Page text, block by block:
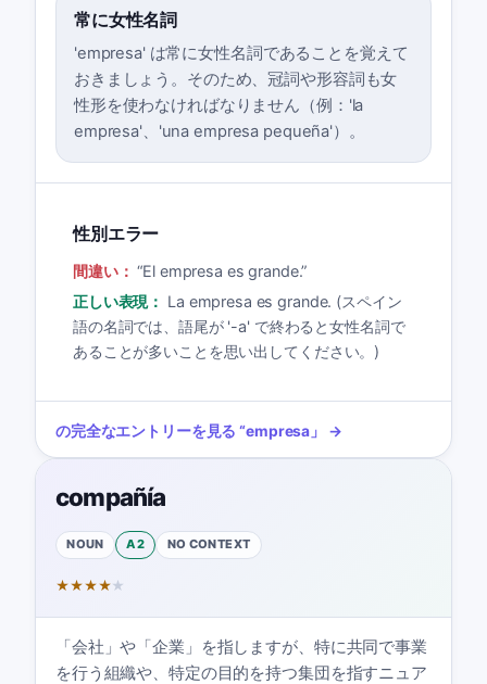
常に女性名詞
'empresa' は常に女性名詞であることを覚えて
おきましょう。そのため、冠詞や形容詞も女
性形を使わなければなりません（例：'la
empresa'、'una empresa pequeña'）。
性別エラー
間違い： “El empresa es grande.”
正しい表現： La empresa es grande. (スペイン
語の名詞では、語尾が '-a' で終わると女性名詞で
あることが多いことを思い出してください。)
の完全なエントリーを見る “empresa 」 →
compañía
NOUN A2 NO CONTEXT
★★★★★
「会社」や「企業」を指しますが、特に共同で事業
を行う組織や、特定の目的を持つ集団を指すニュア